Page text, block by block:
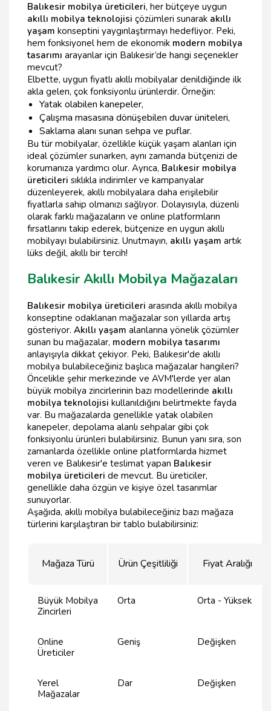
Balıkesir mobilya üreticileri, her bütçeye uygun
akıllı mobilya teknolojisi çözümleri sunarak akıllı
yaşam konseptini yaygınlaştırmayı hedefliyor. Peki,
hem fonksiyonel hem de ekonomik modern mobilya
tasarımı arayanlar için Balıkesir’de hangi seçenekler
mevcut?
Elbette, uygun fiyatlı akıllı mobilyalar denildiğinde ilk
akla gelen, çok fonksiyonlu ürünlerdir. Örneğin:
Yatak olabilen kanepeler,
Çalışma masasına dönüşebilen duvar üniteleri,
Saklama alanı sunan sehpa ve puflar.
Bu tür mobilyalar, özellikle küçük yaşam alanları için
ideal çözümler sunarken, aynı zamanda bütçenizi de
korumanıza yardımcı olur. Ayrıca, Balıkesir mobilya
üreticileri sıklıkla indirimler ve kampanyalar
düzenleyerek, akıllı mobilyalara daha erişilebilir
fiyatlarla sahip olmanızı sağlıyor. Dolayısıyla, düzenli
olarak farklı mağazaların ve online platformların
fırsatlarını takip ederek, bütçenize en uygun akıllı
mobilyayı bulabilirsiniz. Unutmayın, akıllı yaşam artık
lüks değil, akıllı bir tercih!
Balıkesir Akıllı Mobilya Mağazaları
Balıkesir mobilya üreticileri arasında akıllı mobilya
konseptine odaklanan mağazalar son yıllarda artış
gösteriyor. Akıllı yaşam alanlarına yönelik çözümler
sunan bu mağazalar, modern mobilya tasarımı
anlayışıyla dikkat çekiyor. Peki, Balıkesir'de akıllı
mobilya bulabileceğiniz başlıca mağazalar hangileri?
Öncelikle şehir merkezinde ve AVM'lerde yer alan
büyük mobilya zincirlerinin bazı modellerinde akıllı
mobilya teknolojisi kullanıldığını belirtmekte fayda
var. Bu mağazalarda genellikle yatak olabilen
kanepeler, depolama alanlı sehpalar gibi çok
fonksiyonlu ürünleri bulabilirsiniz. Bunun yanı sıra, son
zamanlarda özellikle online platformlarda hizmet
veren ve Balıkesir'e teslimat yapan Balıkesir
mobilya üreticileri de mevcut. Bu üreticiler,
genellikle daha özgün ve kişiye özel tasarımlar
sunuyorlar.
Aşağıda, akıllı mobilya bulabileceğiniz bazı mağaza
türlerini karşılaştıran bir tablo bulabilirsiniz:
Mağaza Türü Ürün Çeşitliliği Fiyat Aralığı
Büyük Mobilya
Zincirleri
Orta Orta - Yüksek
Online
Üreticiler
Geniş Değişken
Yerel
Mağazalar
Dar Değişken